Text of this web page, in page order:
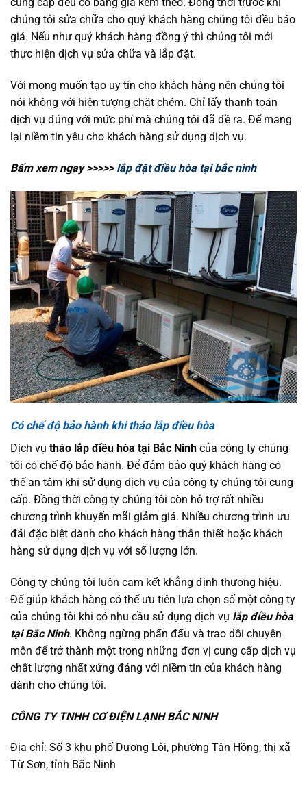
chúng tôi sửa chữa cho quý khách hàng chúng tôi đều báo
giá. Nếu như quý khách hàng đồng ý thì chúng tôi mới
thực hiện dịch vụ sửa chữa và lắp đặt.
Với mong muốn tạo uy tín cho khách hàng nên chúng tôi
nói không với hiện tượng chặt chém. Chỉ lấy thanh toán
dịch vụ đúng với mức phí mà chúng tôi đã đề ra. Để mang
lại niềm tin yêu cho khách hàng sử dụng dịch vụ.
Bấm xem ngay >>>>> lắp đặt điều hòa tại bắc ninh
Có chế độ bảo hành khi tháo lắp điều hòa
Dịch vụ tháo lắp điều hòa tại Bắc Ninh của công ty chúng
tôi có chế độ bảo hành. Để đảm bảo quý khách hàng có
thể an tâm khi sử dụng dịch vụ của công ty chúng tôi cung
cấp. Đồng thời công ty chúng tôi còn hỗ trợ rất nhiều
chương trình khuyến mãi giảm giá. Nhiều chương trình ưu
đãi đặc biệt dành cho khách hàng thân thiết hoặc khách
hàng sử dụng dịch vụ với số lượng lớn.
Công ty chúng tôi luôn cam kết khẳng định thương hiệu.
Để giúp khách hàng có thể ưu tiên lựa chọn số một công ty
của chúng tôi khi có nhu cầu sử dụng dịch vụ lắp điều hòa
tại Bắc Ninh. Không ngừng phấn đấu và trao dồi chuyên
môn để trở thành một trong những đơn vị cung cấp dịch vụ
chất lượng nhất xứng đáng với niềm tin của khách hàng
dành cho chúng tôi.
CÔNG TY TNHH CƠ ĐIỆN LẠNH BẮC NINH
Địa chỉ: Số 3 khu phố Dương Lôi, phường Tân Hồng, thị xã
Từ Sơn, tỉnh Bắc Ninh